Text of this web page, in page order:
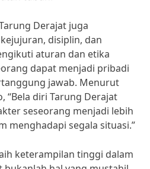
Derajat juga
disiplin, dan
aturan dan etika
dapat menjadi pribadi
jawab. Menurut
“Bela diri Tarung Derajat
seseorang menjadi lebih
menghadapi segala situasi.”
keterampilan tinggi dalam